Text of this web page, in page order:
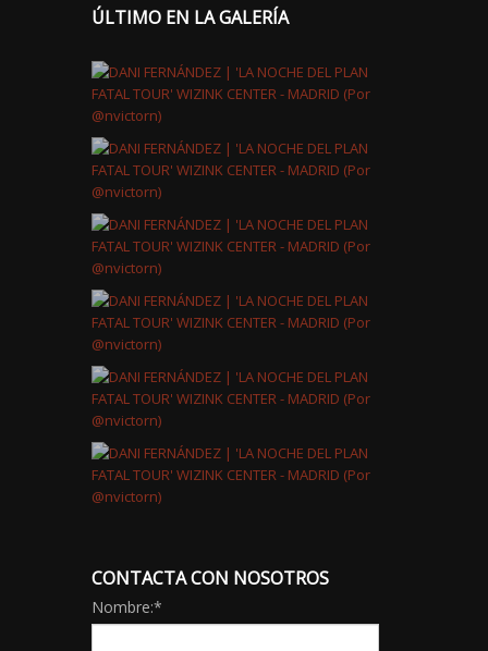
ÚLTIMO EN LA GALERÍA
CONTACTA CON NOSOTROS
Nombre:*